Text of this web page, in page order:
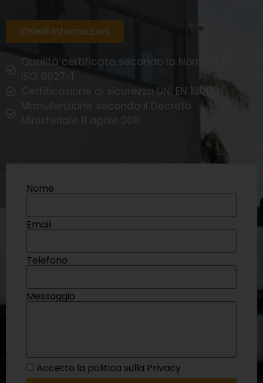
Chiedi informazioni
Qualità certificata secondo la Norma UNI
ISO 9927-1
Certificazione di sicurezza UNI EN 13000
Manutenzione secondo il Decreto
Ministeriale 11 aprile 2011
Nome
Email
Telefono
Messaggio
Accetto la politica sulla Privacy